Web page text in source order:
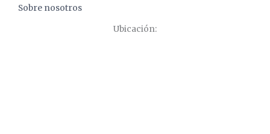
Sobre nosotros
Ubicación: